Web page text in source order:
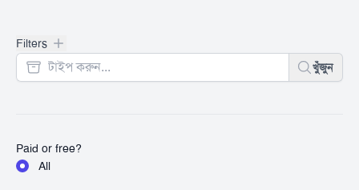
Filters
Filters
খুঁজুন
Paid or free?
All